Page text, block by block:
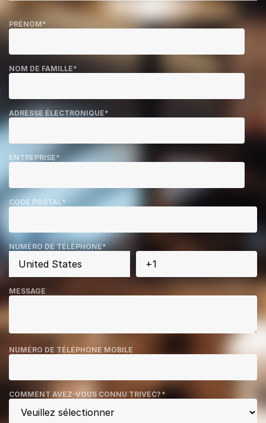
PRÉNOM*
NOM DE FAMILLE*
ADRESSE ÉLECTRONIQUE*
ENTREPRISE*
CODE POSTAL*
NUMÉRO DE TÉLÉPHONE*
MESSAGE
NUMÉRO DE TÉLÉPHONE MOBILE
COMMENT AVEZ-VOUS CONNU TRIVEC? *